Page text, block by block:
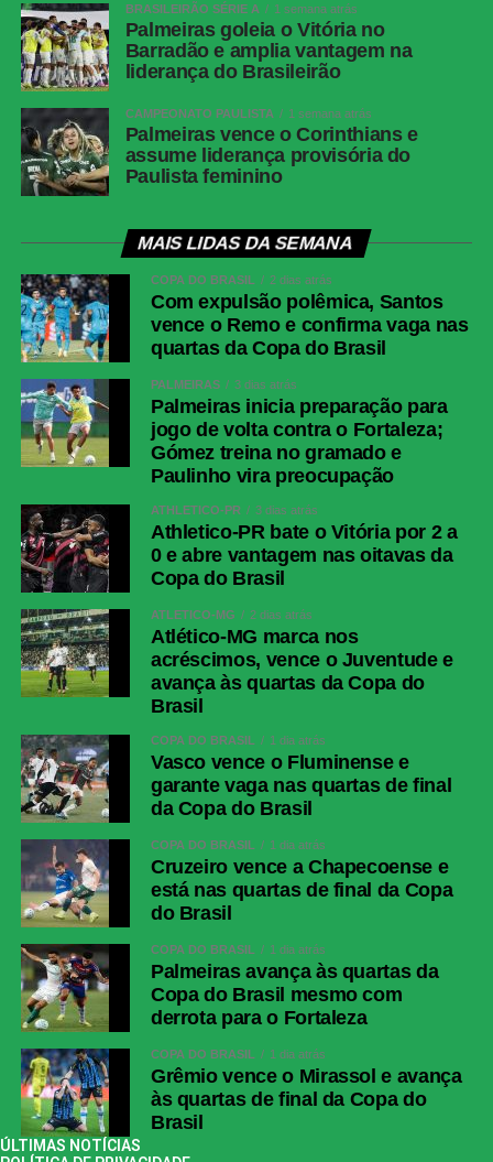
BRASILEIRÃO SÉRIE A 1 semana atrás
Palmeiras goleia o Vitória no
Barradão e amplia vantagem na
liderança do Brasileirão
CAMPEONATO PAULISTA 1 semana atrás
Palmeiras vence o Corinthians e
assume liderança provisória do
Paulista feminino
MAIS LIDAS DA SEMANA
COPA DO BRASIL 2 dias atrás
Com expulsão polêmica, Santos
vence o Remo e confirma vaga nas
quartas da Copa do Brasil
PALMEIRAS 3 dias atrás
Palmeiras inicia preparação para
jogo de volta contra o Fortaleza;
Gómez treina no gramado e
Paulinho vira preocupação
ATHLETICO-PR 3 dias atrás
Athletico-PR bate o Vitória por 2 a
0 e abre vantagem nas oitavas da
Copa do Brasil
ATLÉTICO-MG 2 dias atrás
Atlético-MG marca nos
acréscimos, vence o Juventude e
avança às quartas da Copa do
Brasil
COPA DO BRASIL 1 dia atrás
Vasco vence o Fluminense e
garante vaga nas quartas de final
da Copa do Brasil
COPA DO BRASIL 1 dia atrás
Cruzeiro vence a Chapecoense e
está nas quartas de final da Copa
do Brasil
COPA DO BRASIL 1 dia atrás
Palmeiras avança às quartas da
Copa do Brasil mesmo com
derrota para o Fortaleza
COPA DO BRASIL 1 dia atrás
Grêmio vence o Mirassol e avança
às quartas de final da Copa do
Brasil
ÚLTIMAS NOTÍCIAS